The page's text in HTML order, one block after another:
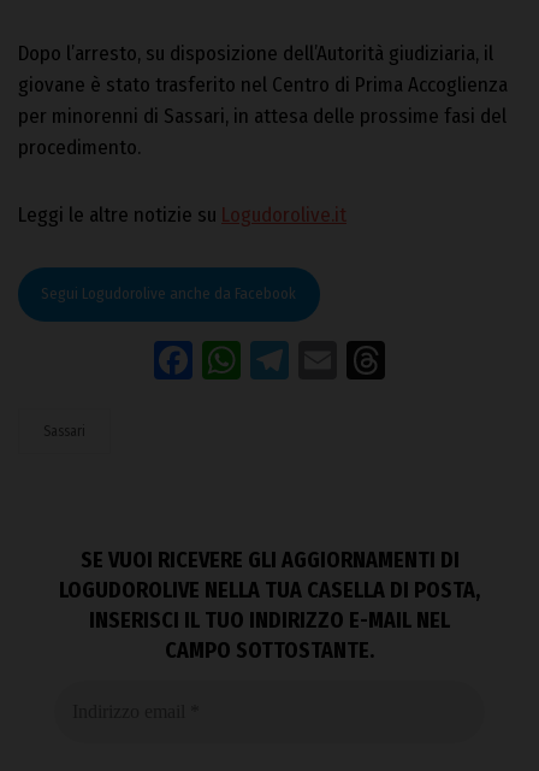
Dopo l’arresto, su disposizione dell’Autorità giudiziaria, il
giovane è stato trasferito nel Centro di Prima Accoglienza
per minorenni di Sassari, in attesa delle prossime fasi del
procedimento.
Leggi le altre notizie su Logudorolive.it
Segui Logudorolive anche da Facebook
Facebook
WhatsApp
Telegram
Email
Sassari
SE VUOI RICEVERE GLI AGGIORNAMENTI DI
LOGUDOROLIVE NELLA TUA CASELLA DI POSTA,
INSERISCI IL TUO INDIRIZZO E-MAIL NEL
CAMPO SOTTOSTANTE.